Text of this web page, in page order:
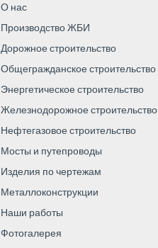
О нас
Производство ЖБИ
Дорожное строительство
Общегражданское строительство
Энергетическое строительство
Железнодорожное строительство
Нефтегазовое строительство
Мосты и путепроводы
Изделия по чертежам
Металлоконструкции
Наши работы
Фотогалерея